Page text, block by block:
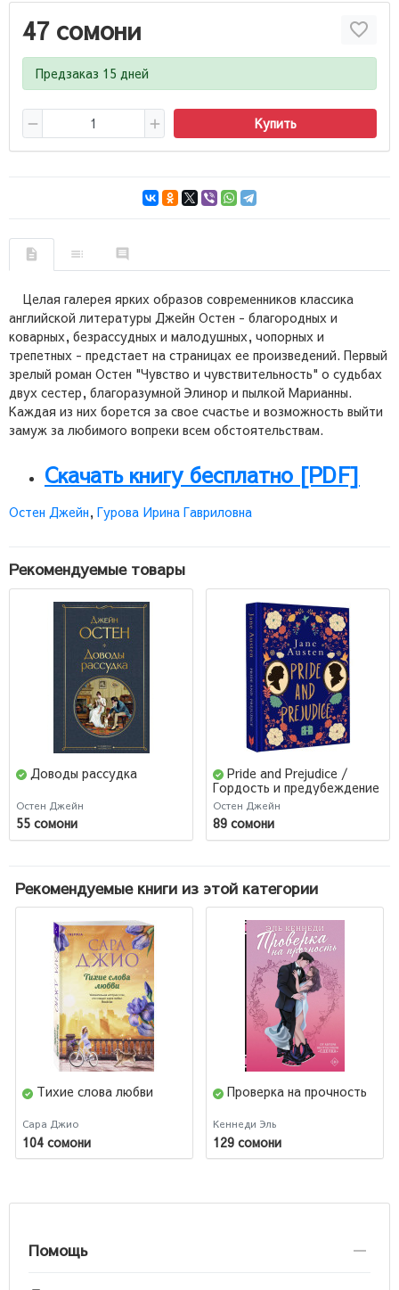
47 сомони
Предзаказ 15 дней
Купить
Целая галерея ярких образов современников классика
английской литературы Джейн Остен - благородных и
коварных, безрассудных и малодушных, чопорных и
трепетных - предстает на страницах ее произведений. Первый
зрелый роман Остен "Чувство и чувствительность" о судьбах
двух сестер, благоразумной Элинор и пылкой Марианны.
Каждая из них борется за свое счастье и возможность выйти
замуж за любимого вопреки всем обстоятельствам.
Скачать книгу бесплатно [PDF]
Остен Джейн, Гурова Ирина Гавриловна
Рекомендуемые товары
Доводы рассудка
Остен Джейн
55 сомони
Pride and Prejudice /
Гордость и предубеждение
Остен Джейн
89 сомони
Рекомендуемые книги из этой категории
Тихие слова любви
Сара Джио
104 сомони
Проверка на прочность
Кеннеди Эль
129 сомони
Помощь